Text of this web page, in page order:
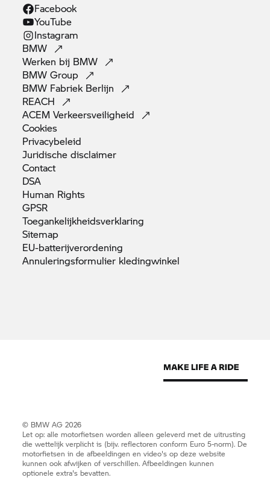
Facebook
YouTube
Instagram
BMW
Werken bij BMW
BMWGroup
BMW Fabriek Berlijn
REACH
ACEMVerkeersveiligheid
Cookies
Privacybeleid
Juridischedisclaimer
Contact
DSA
Human Rights
GPSR
Toegankelijkheidsverklaring
Sitemap
EU-batterijverordening
Annuleringsformulier kledingwinkel
© BMW AG 2026
Let op: alle motorfietsen worden alleen geleverd met de uitrusting
die wettelijk verplicht is (bijv. reflectoren conform Euro 5-norm). De
motorfietsen in de afbeeldingen en video's op deze website
kunnen ook afwijken of verschillen. Afbeeldingen kunnen
optionele extra's bevatten.